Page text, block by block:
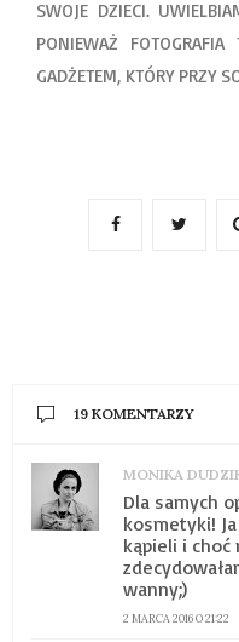
SWOJE DZIECI.
PONIEWAŻ
GADŻETEM, KTÓRY PRZY
19 KOMENTARZY
MONIKA
2 MARCA 2016 O 21:22
Dla samych
kosmetyki!
kąpieli i choć
wanny;)